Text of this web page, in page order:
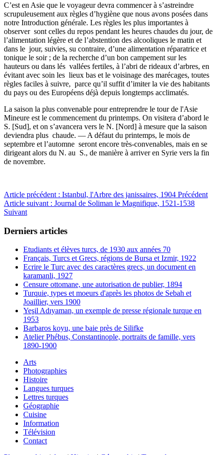
C’est en Asie que le voyageur devra commencer à s’astreindre
scrupuleusement aux règles d’hygiène que nous avons posées dans
notre Introduction générale. Les règles les plus importantes à
observer sont celles du repos pendant les heures chaudes du jour, de
l’alimentation légère et de l’abstention des alcooliques le matin et
dans le jour, suivies, su contraire, d’une alimentation réparatrice et
tonique le soir ; de la recherche d’un bon campement sur les
hauteurs ou dans lés vallées fertiles, à l’abri de rideaux d’arbres, en
évitant avec soin les lieux bas et le voisinage des marécages, toutes
règles faciles à suivre, parce qu’il suffit d’imiter la vie des habitants
du pays ou des Européens déjà depuis longtemps acclimatés.
La saison la plus convenable pour entreprendre le tour de l'Asie
Mineure est le commencement du printemps. On visitera d’abord le
S. [Sud], et on s’avancera vers le N. [Nord] à mesure que la saison
deviendra plus chaude. — A défaut du printemps, le mois de
septembre et l’automne seront encore très-convenables, mais en se
dirigeant alors du N. au S., de manière à arriver en Syrie vers la fin
de novembre.
Article précédent : Istanbul, l'Arbre des janissaires, 1904 Précédent
Article suivant : Journal de Soliman le Magnifique, 1521-1538
Suivant
Derniers articles
Etudiants et élèves turcs, de 1930 aux années 70
Français, Turcs et Grecs, régions de Bursa et Izmir, 1922
Ecrire le Turc avec des caractères grecs, un document en
karamanli, 1927
Censure ottomane, une autorisation de publier, 1894
Turquie, types et moeurs d'après les photos de Sebah et
Joaillier, vers 1900
Yeşil Adıyaman, un exemple de presse régionale turque en
1953
Barbaros koyu, une baie près de Silifke
Atelier Phébus, Constantinople, portraits de famille, vers
1890-1900
Arts
Photographies
Histoire
Langues turques
Lettres turques
Géographie
Cuisine
Information
Télévision
Contact